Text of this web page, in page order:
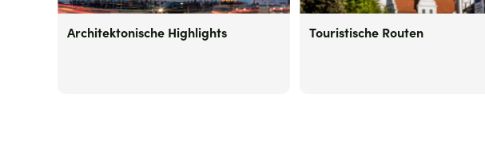
Architektonische Highlights Touristische Routen